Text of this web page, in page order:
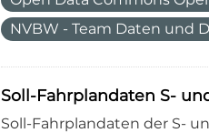
NVBW - Team Daten und
Soll-Fahrplandaten S-
Soll-Fahrplandaten der S-